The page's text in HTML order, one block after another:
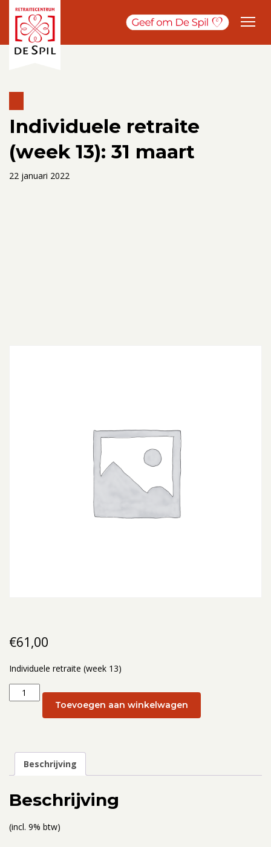
Individuele retraite
(week 13): 31 maart
22 januari 2022
€61,00
Individuele retraite (week 13)
Individuele
retraite
maart
aantal
Toevoegen aan winkelwagen
Beschrijving
Beschrijving
(incl. 9% btw)